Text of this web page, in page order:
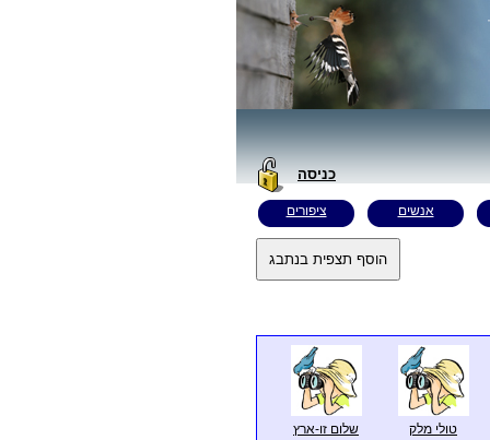
כניסה
אנשים ציפורים
טולי מלק שלום זו-ארץ